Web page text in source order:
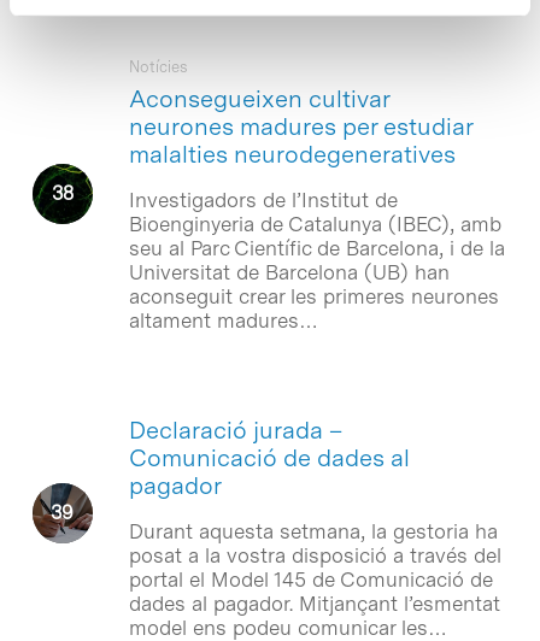
Aconsegueixen cultivar
neurones madures per estudiar
malalties neurodegeneratives
Notícies
Investigadors de l’Institut de
Bioenginyeria de Catalunya (IBEC), amb
seu al Parc Científic de Barcelona, i de la
Universitat de Barcelona (UB) han
aconseguit crear les primeres neurones
altament madures…
Declaració jurada –
Comunicació de dades al
pagador
Durant aquesta setmana, la gestoria ha
posat a la vostra disposició a través del
portal el Model 145 de Comunicació de
dades al pagador. Mitjançant l’esmentat
model ens podeu comunicar les…